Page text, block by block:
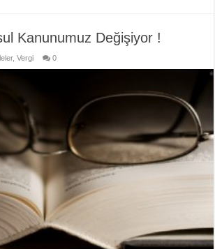
Kanunumuz Değişiyor !
,Vergi 0